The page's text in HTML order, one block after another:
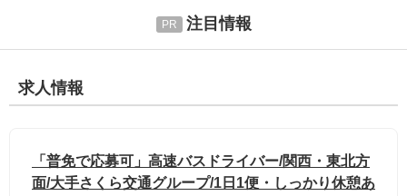
注目情報
求人情報
「普免で応募可」高速バスドライバー/関西・東北方
面/大手さくら交通グループ/1日1便・しっかり休憩あ